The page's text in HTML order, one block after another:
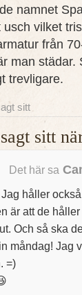
namnet
usch vilket
från
man städar.
trevligare.
sitt
sitt
Det här sa
Jag håller
är att de
Och så ska
måndag! Jag
=)